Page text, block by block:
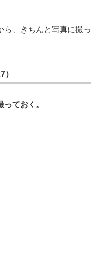
ら、きちんと写真に撮っ
）
ておく。